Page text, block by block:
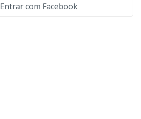
Entrar com Facebook